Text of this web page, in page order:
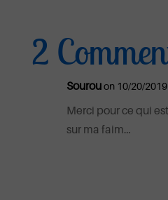
2
Sourouon 10/20/
Merci pour ce qui
sur ma faim…